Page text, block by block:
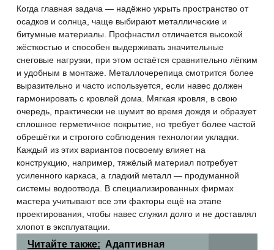
Когда главная задача — надёжно укрыть пространство от
осадков и солнца, чаще выбирают металлические и
битумные материалы. Профнастил отличается высокой
жёсткостью и способен выдерживать значительные
снеговые нагрузки, при этом остаётся сравнительно лёгким
и удобным в монтаже. Металлочерепица смотрится более
выразительно и часто используется, если навес должен
гармонировать с кровлей дома. Мягкая кровля, в свою
очередь, практически не шумит во время дождя и образует
сплошное герметичное покрытие, но требует более частой
обрешётки и строгого соблюдения технологии укладки.
Каждый из этих вариантов посвоему влияет на
конструкцию, например, тяжёлый материал потребует
усиленного каркаса, а гладкий металл — продуманной
системы водоотвода. В специализированных фирмах
мастера учитывают все эти факторы ещё на этапе
проектирования, чтобы навес служил долго и не доставлял
хлопот в эксплуатации.
Читайте также: Адаптивная